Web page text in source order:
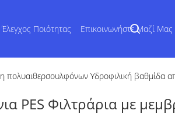
Έλεγχος Ποιότητας Επικοινωνήστε Μαζί Μας
πολυαιθερσουλφόνων Υδροφιλική βαθμίδα
PES Φιλτράρια με